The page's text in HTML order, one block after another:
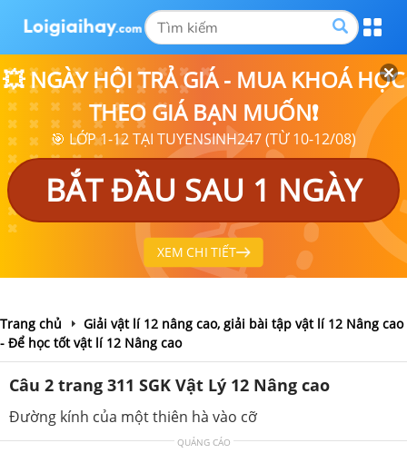
💥 NGÀY HỘI TRẢ GIÁ - MUA KHOÁ HỌC
THEO GIÁ BẠN MUỐN❗
🎯 LỚP 1-12 TẠI TUYENSINH247 (TỪ 10-12/08)
BẮT ĐẦU SAU 1 NGÀY
XEM CHI TIẾT
Trang chủ
Giải vật lí 12 nâng cao, giải bài tập vật lí 12 Nâng cao
- Để học tốt vật lí 12 Nâng cao
Câu 2 trang 311 SGK Vật Lý 12 Nâng cao
Đường kính của một thiên hà vào cỡ
QUẢNG CÁO